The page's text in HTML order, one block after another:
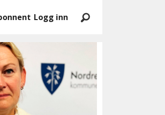
Logg inn